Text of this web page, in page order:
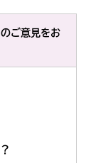
ご意見をお